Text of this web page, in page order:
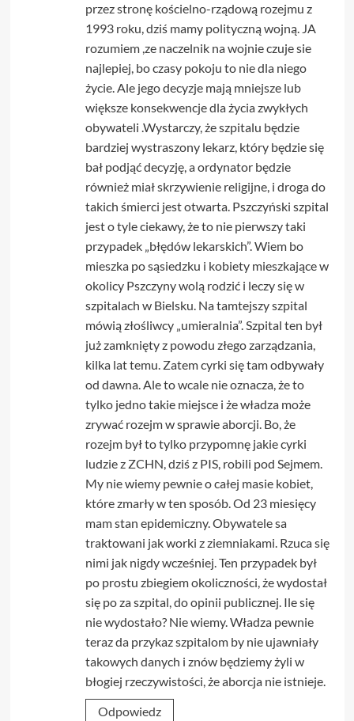
przez stronę kościelno-rządową rozejmu z
1993 roku, dziś mamy polityczną wojną. JA
rozumiem ,ze naczelnik na wojnie czuje sie
najlepiej, bo czasy pokoju to nie dla niego
życie. Ale jego decyzje mają mniejsze lub
większe konsekwencje dla życia zwykłych
obywateli .Wystarczy, że szpitalu będzie
bardziej wystraszony lekarz, który będzie się
bał podjąć decyzję, a ordynator będzie
również miał skrzywienie religijne, i droga do
takich śmierci jest otwarta. Pszczyński szpital
jest o tyle ciekawy, że to nie pierwszy taki
przypadek „błędów lekarskich”. Wiem bo
mieszka po sąsiedzku i kobiety mieszkające w
okolicy Pszczyny wolą rodzić i leczy się w
szpitalach w Bielsku. Na tamtejszy szpital
mówią złośliwcy „umieralnia”. Szpital ten był
już zamknięty z powodu złego zarządzania,
kilka lat temu. Zatem cyrki się tam odbywały
od dawna. Ale to wcale nie oznacza, że to
tylko jedno takie miejsce i że władza może
zrywać rozejm w sprawie aborcji. Bo, że
rozejm był to tylko przypomnę jakie cyrki
ludzie z ZCHN, dziś z PIS, robili pod Sejmem.
My nie wiemy pewnie o całej masie kobiet,
które zmarły w ten sposób. Od 23 miesięcy
mam stan epidemiczny. Obywatele sa
traktowani jak worki z ziemniakami. Rzuca się
nimi jak nigdy wcześniej. Ten przypadek był
po prostu zbiegiem okoliczności, że wydostał
się po za szpital, do opinii publicznej. Ile się
nie wydostało? Nie wiemy. Władza pewnie
teraz da przykaz szpitalom by nie ujawniały
takowych danych i znów będziemy żyli w
błogiej rzeczywistości, że aborcja nie istnieje.
Odpowiedz